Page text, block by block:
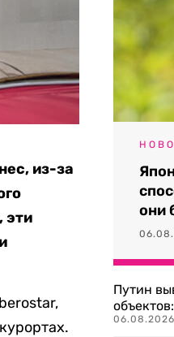
из-за
эти
они
Путин